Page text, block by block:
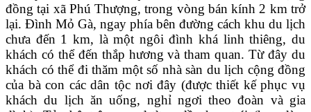
đồng tại xã Phú Thượng, trong vòng bán kính 2 km trở
lại. Đình Mỏ Gà, ngay phía bên đường cách khu du lịch
chưa đến 1 km, là một ngôi đình khá linh thiêng, du
khách có thể đến thắp hương và tham quan. Từ đây du
khách có thể đi thăm một số nhà sàn du lịch cộng đồng
của bà con các dân tộc nơi đây (được thiết kế phục vụ
khách du lịch ăn uống, nghỉ ngơi theo đoàn và gia